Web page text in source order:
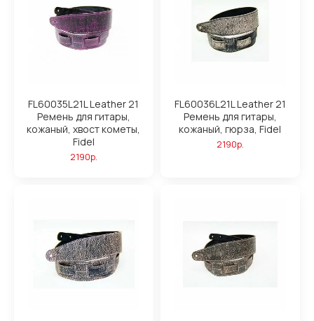
FL60035L21L Leather 21
Ремень для гитары,
кожаный, хвост кометы,
Fidel
2190р.
FL60036L21L Leather 21
Ремень для гитары,
кожаный, гюрза, Fidel
2190р.